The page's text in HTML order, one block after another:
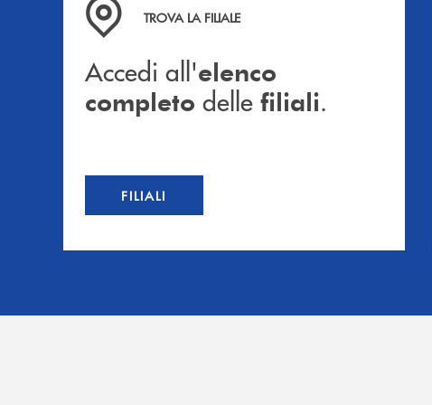
Accedi all' elenco completo delle filiali .
TROVA LA FILIALE
Accedi all'elenco
completo delle filiali.
FILIALI